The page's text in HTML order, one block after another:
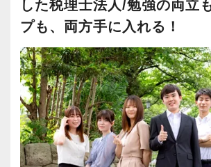
【求職者へのメッセージ】
人を大事に育てるカルチャーが
社です。
一人一人のスタッフが、⻑期的
活躍してくれることを期待して
なスパンでの採用は考えていませ
じっくり腰を据えて専門性を身
法人です！】
お客様は上場会社、ベンチャー企
授、士業までさまざまですが、
は、今まさに急成⻑中の企業が
と。
テレビや雑誌等で、取り上げら
くありません。富裕層向け税務
能。
上場会社、上場準備会社など段階
【2015年に税理士法人化、あな
できる環境です！】
2015年12月に税理士法人化しま
お客様は上場を目指すスタート
で、法人化以来、毎年15%の勢
した税理士法人/勉強の両立
プも、両方手に入れる！